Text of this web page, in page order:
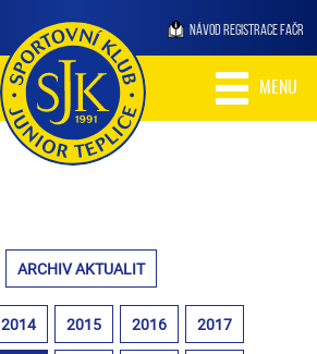
NÁVOD REGISTRACE FAČR
MENU
ARCHIV AKTUALIT
2014 2015 2016 2017